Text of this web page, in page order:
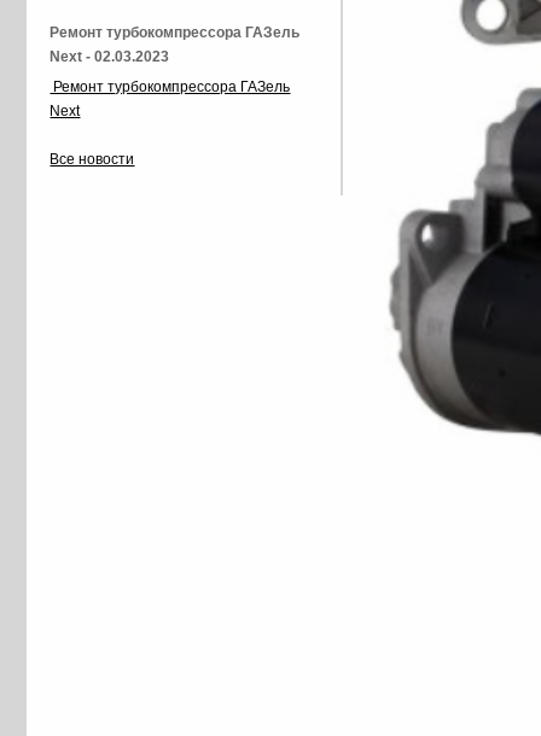
Ремонт турбокомпрессора ГАЗель
Next - 02.03.2023
Ремонт турбокомпрессора ГАЗель
Next
Все новости